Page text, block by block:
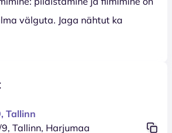
välguta. Jaga nähtut ka
Tallinn
Tallinn, Harjumaa